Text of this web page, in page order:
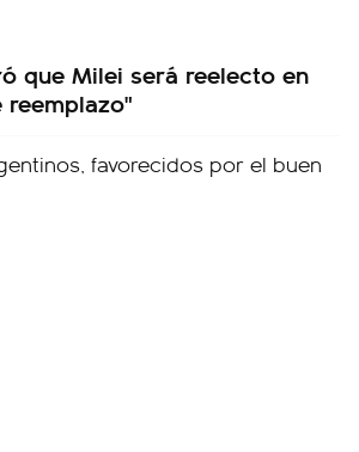
que Milei será reelecto en
reemplazo"